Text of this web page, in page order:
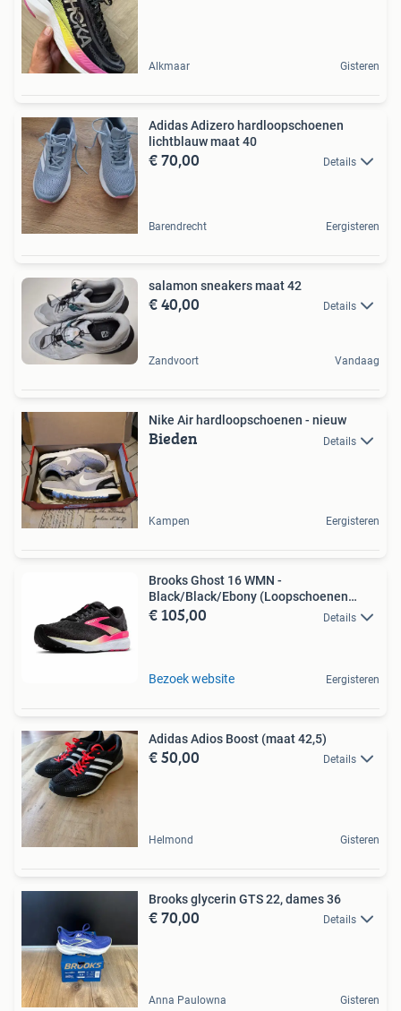
Alkmaar Gisteren
Adidas Adizero hardloopschoenen
lichtblauw maat 40
€ 70,00 Details
Barendrecht Eergisteren
salamon sneakers maat 42
€ 40,00 Details
Zandvoort Vandaag
Nike Air hardloopschoenen - nieuw
Bieden Details
Kampen Eergisteren
Brooks Ghost 16 WMN -
Black/Black/Ebony (Loopschoenen
Dames)
€ 105,00 Details
Bezoek website Eergisteren
Adidas Adios Boost (maat 42,5)
€ 50,00 Details
Helmond Gisteren
Brooks glycerin GTS 22, dames 36
€ 70,00 Details
Anna Paulowna Gisteren